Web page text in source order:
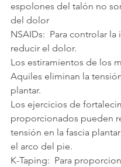
espolones del talón no
del dolor
NSAIDs:  Para controlar la
reducir el dolor.
Los estiramientos de los
Aquiles eliminan la
plantar.
Los ejercicios de
proporcionados pueden
tensión en la fascia
el arco del pie.
K-Taping:  Para